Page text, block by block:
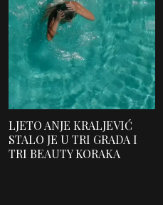
LJETO ANJE KRALJEVIĆ
STALO JE U TRI GRADA I
TRI BEAUTY KORAKA